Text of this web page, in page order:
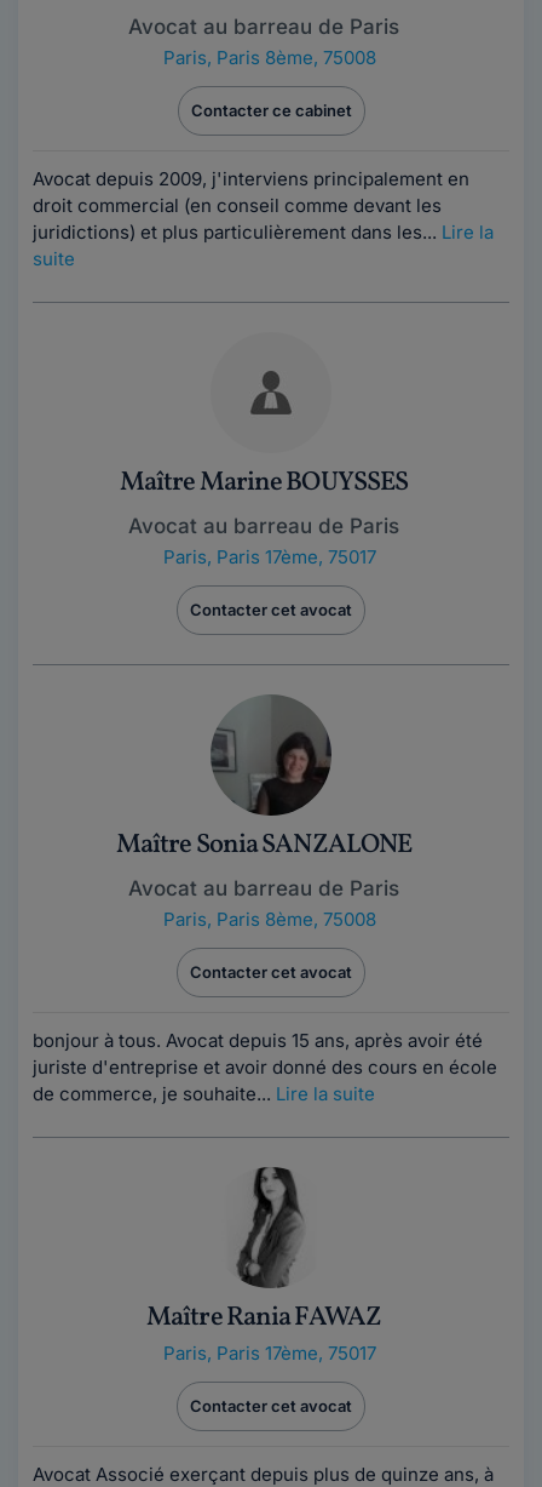
Avocat au barreau de Paris
Paris, Paris 8ème, 75008
Contacter ce cabinet
Avocat depuis 2009, j'interviens principalement en
droit commercial (en conseil comme devant les
juridictions) et plus particulièrement dans les... Lire la
suite
Maître Marine BOUYSSES
Avocat au barreau de Paris
Paris, Paris 17ème, 75017
Contacter cet avocat
Maître Sonia SANZALONE
Avocat au barreau de Paris
Paris, Paris 8ème, 75008
Contacter cet avocat
bonjour à tous. Avocat depuis 15 ans, après avoir été
juriste d'entreprise et avoir donné des cours en école
de commerce, je souhaite... Lire la suite
Maître Rania FAWAZ
Paris, Paris 17ème, 75017
Contacter cet avocat
Avocat Associé exerçant depuis plus de quinze ans, à